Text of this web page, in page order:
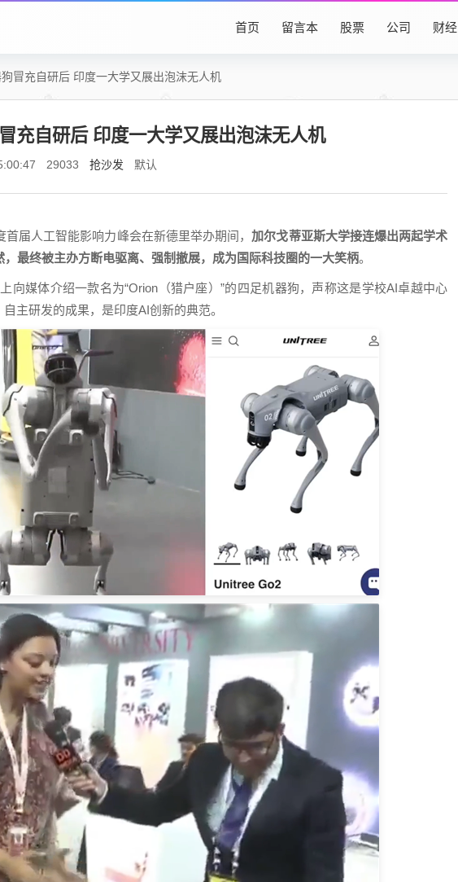
首页 留言本 股票 公司 财经
冒充自研后 印度一大学又展出泡沫无人机
充自研后 印度一大学又展出泡沫无人机
29033 抢沙发 默认
首届人工智能影响力峰会在新德里举办期间，加尔戈蒂亚斯大学接连爆出两起学术
最终被主办方断电驱离、强制撤展，成为国际科技圈的一大笑柄。
向媒体介绍一款名为“Orion（猎户座）”的四足机器狗，声称这是学校AI卓越中心
主研发的成果，是印度AI创新的典范。